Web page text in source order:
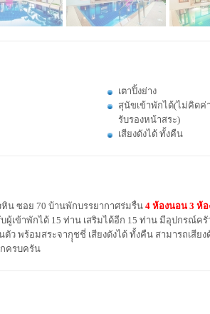
เตาปิ้งย่าง
สุนัขเข้าพักได้(ไม่คิดค่
รับรองหน้าสระ)
เสียงดังได้ ทั้งคืน
น ซอย 70 บ้านพักบรรยากาศร่มรื่น 4 ห้องนอน 3 ห้
บผู้เข้าพักได้ 15 ท่าน เสริมได้อีก 15 ท่าน มีอุปกรณ์ครั
ว พร้อมสระจากุุชชี่ เสียงดังได้ ทั้งคืน สามารถเสียง
กครบครัน